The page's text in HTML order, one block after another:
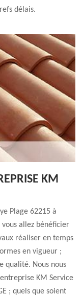
délais.
KM
Plage 62215 à
allez bénéficier
réaliser en temps
en vigueur ;
qualité. Nous nous
KM Service
; quels que soient